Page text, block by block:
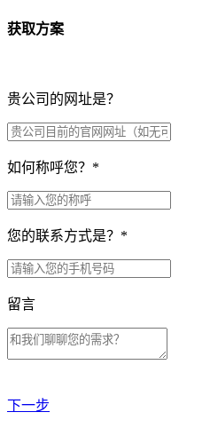
获取方案
贵公司的网址是？
如何称呼您？ *
您的联系方式是？ *
留言
下一步